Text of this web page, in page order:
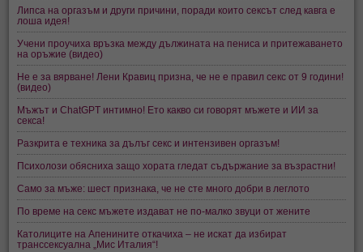
Липса на оргазъм и други причини, поради които сексът след кавга е
лоша идея!
Учени проучиха връзка между дължината на пениса и притежаването
на оръжие (видео)
Не е за вярване! Лени Кравиц призна, че не е правил секс от 9 години!
(видео)
Мъжът и ChatGPT интимно! Ето какво си говорят мъжете и ИИ за
секса!
Разкрита е техника за дълъг секс и интензивен оргазъм!
Психолози обясниха защо хората гледат съдържание за възрастни!
Само за мъже: шест признака, че не сте много добри в леглото
По време на секс мъжете издават не по-малко звуци от жените
Католиците на Апенините откачиха – не искат да избират
транссексуална „Мис Италия“!